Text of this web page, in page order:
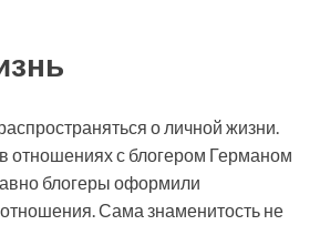
о личной жизни.
отношениях с блогером Германом
блогеры оформили
Сама знаменитость не